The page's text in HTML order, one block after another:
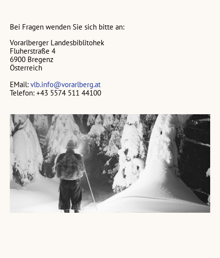
Bei Fragen wenden Sie sich bitte an:
Vorarlberger Landesbiblitohek
Fluherstraße 4
6900 Bregenz
Österreich
EMail: vlb.info@vorarlberg.at
Telefon: +43 5574 511 44100